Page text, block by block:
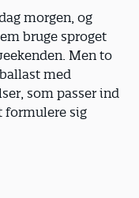
morgen, og
bruge sproget
Men to
med
som passer ind
formulere sig